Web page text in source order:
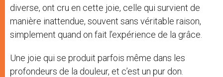
diverse, ont cru en cette joie, celle qui survient de
manière inattendue, souvent sans véritable raison,
simplement quand on fait l’expérience de la grâce.
Une joie qui se produit parfois même dans les
profondeurs de la douleur, et c’est un pur don.